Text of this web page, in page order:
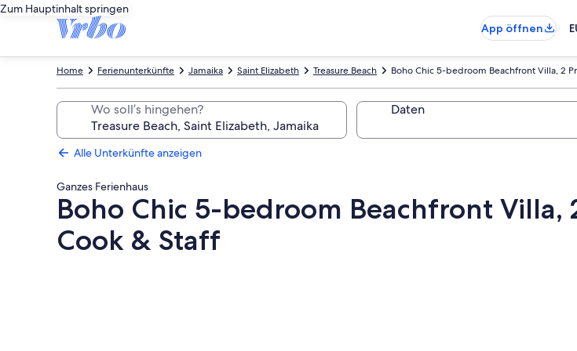
Zum Hauptinhalt springen
App öffnen
Boho Chic 5-bedroom Beachfront Villa, 2
Treasure Beach
Saint Elizabeth
Jamaika
Ferienunterkünfte
Home
Wo soll’s hingehen? Daten
Alle Unterkünfte anzeigen
Ganzes Ferienhaus
Boho Chic 5-bedroom Beachfront Villa,
Cook & Staff